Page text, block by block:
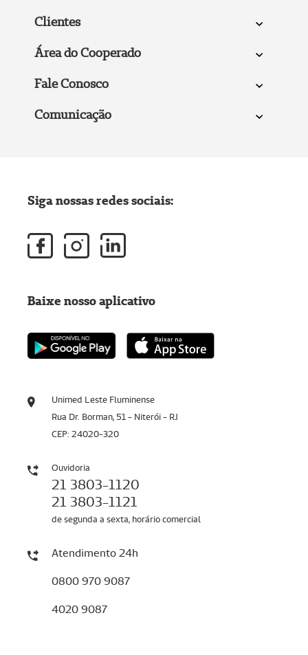
Clientes
Área do Cooperado
Fale Conosco
Comunicação
Unimed Leste Fluminense
Rua Dr. Borman, 51 - Niterói - RJ
CEP: 24020-320
Ouvidoria
21 3803-1120
21 3803-1121
de segunda a sexta, horário comercial
Atendimento 24h
0800 970 9087
4020 9087
Siga nossas redes sociais:
Baixe nosso aplicativo